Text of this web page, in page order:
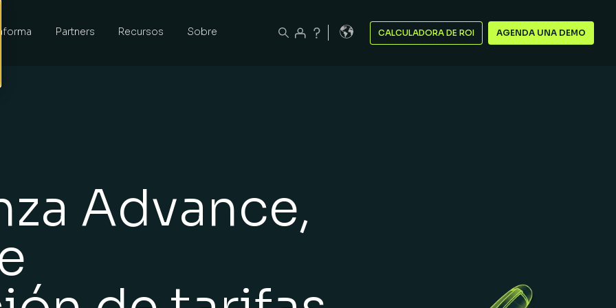
Partners Recursos Sobre CALCULADORA DE ROI AGENDA UNA DEMO
Advance,